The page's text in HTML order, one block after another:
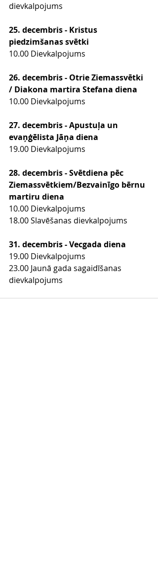
dievkalpojums
25. decembris - Kristus
piedzimšanas svētki
10.00 Dievkalpojums
26. decembris - Otrie Ziemassvētki
/ Diakona martira Stefana diena
10.00 Dievkalpojums
27. decembris - Apustuļa un
evaņģēlista Jāņa diena
19.00 Dievkalpojums
28. decembris - Svētdiena pēc
Ziemassvētkiem/Bezvainīgo bērnu
martiru diena
10.00 Dievkalpojums
18.00 Slavēšanas dievkalpojums
31. decembris - Vecgada diena
19.00 Dievkalpojums
23.00 Jaunā gada sagaidīšanas
dievkalpojums